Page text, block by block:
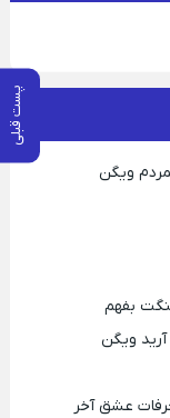
پست قبلی
ویگن
بفهم
آرید ویگن
عشق آخر